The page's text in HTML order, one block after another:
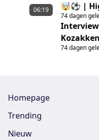
🤯⚽ |
– GVVV
74 dagen
06:19
74 dagen
Homepage
Trending
Nieuw